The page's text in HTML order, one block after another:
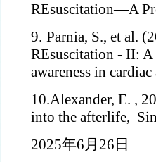
REsuscitation—A
9. Parnia, S., et al.
REsuscitation - II: A
awareness in
10.Alexander, E. ,
into the afterlife,
2025年6月26日